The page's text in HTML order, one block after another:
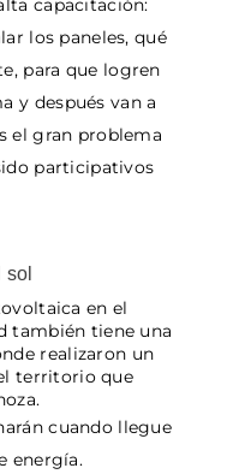
capacitación:
los paneles, qué
para que logren
y después van a
el gran problema
participativos
en el
también tiene una
realizaron un
territorio que
cuando llegue
energía.